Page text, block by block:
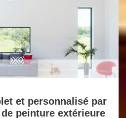
et personnalisé par
peinture extérieure